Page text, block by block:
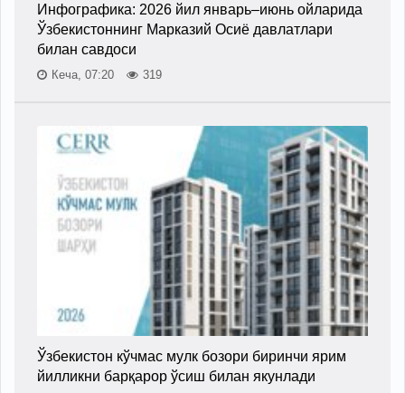
Инфографика: 2026 йил январь–июнь ойларида
Ўзбекистоннинг Марказий Осиё давлатлари
билан савдоси
Кеча, 07:20 319
Ўзбекистон кўчмас мулк бозори биринчи ярим
йилликни барқарор ўсиш билан якунлади